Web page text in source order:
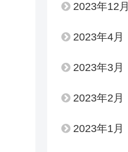
2023年12月
2023年4月
2023年3月
2023年2月
2023年1月